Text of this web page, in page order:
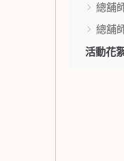
總舖
總舖
活動花